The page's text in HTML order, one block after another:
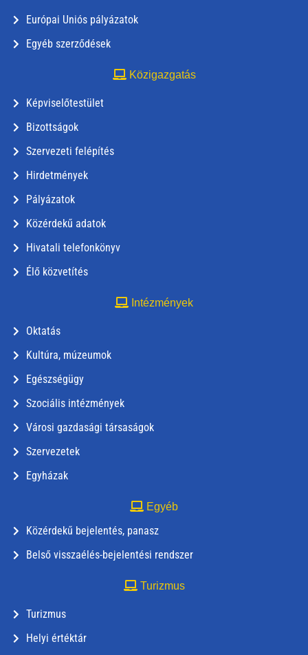
Európai Uniós pályázatok
Egyéb szerződések
Közigazgatás
Képviselőtestület
Bizottságok
Szervezeti felépítés
Hirdetmények
Pályázatok
Közérdekű adatok
Hivatali telefonkönyv
Élő közvetítés
Intézmények
Oktatás
Kultúra, múzeumok
Egészségügy
Szociális intézmények
Városi gazdasági társaságok
Szervezetek
Egyházak
Egyéb
Közérdekű bejelentés, panasz
Belső visszaélés-bejelentési rendszer
Turizmus
Turizmus
Helyi értéktár